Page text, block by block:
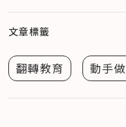
文章標籤
翻轉教育 動手做